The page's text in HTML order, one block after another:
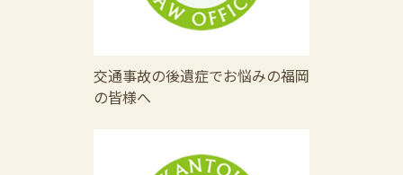
交通事故の後遺症でお悩みの福岡
の皆様へ